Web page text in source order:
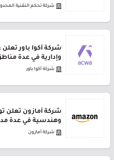
شركة تحكم التقنية
شركة أكوا باور
وإدارية في عدة
شركة أكوا باور
شركة أمازون تعلن
وهندسية في عدة
شركة أمازون